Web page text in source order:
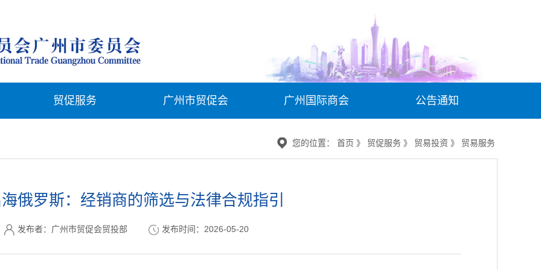
贸促服务 广州市贸促会 广州国际商会 公告通知
您的位置： 首页 》 贸促服务 》 贸易投资 》 贸易服务
俄罗斯：经销商的筛选与法律合规指引
发布者：广州市贸促会贸投部 发布时间：2026-05-20